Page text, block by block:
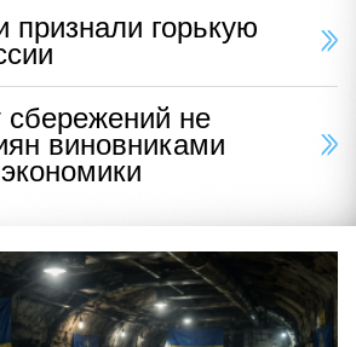
горькую
сбережений не
виновниками